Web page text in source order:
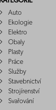
Auto
Ekologie
Elektro
Obaly
Plasty
Práce
Služby
Stavebnictví
Strojírenství
Svařování